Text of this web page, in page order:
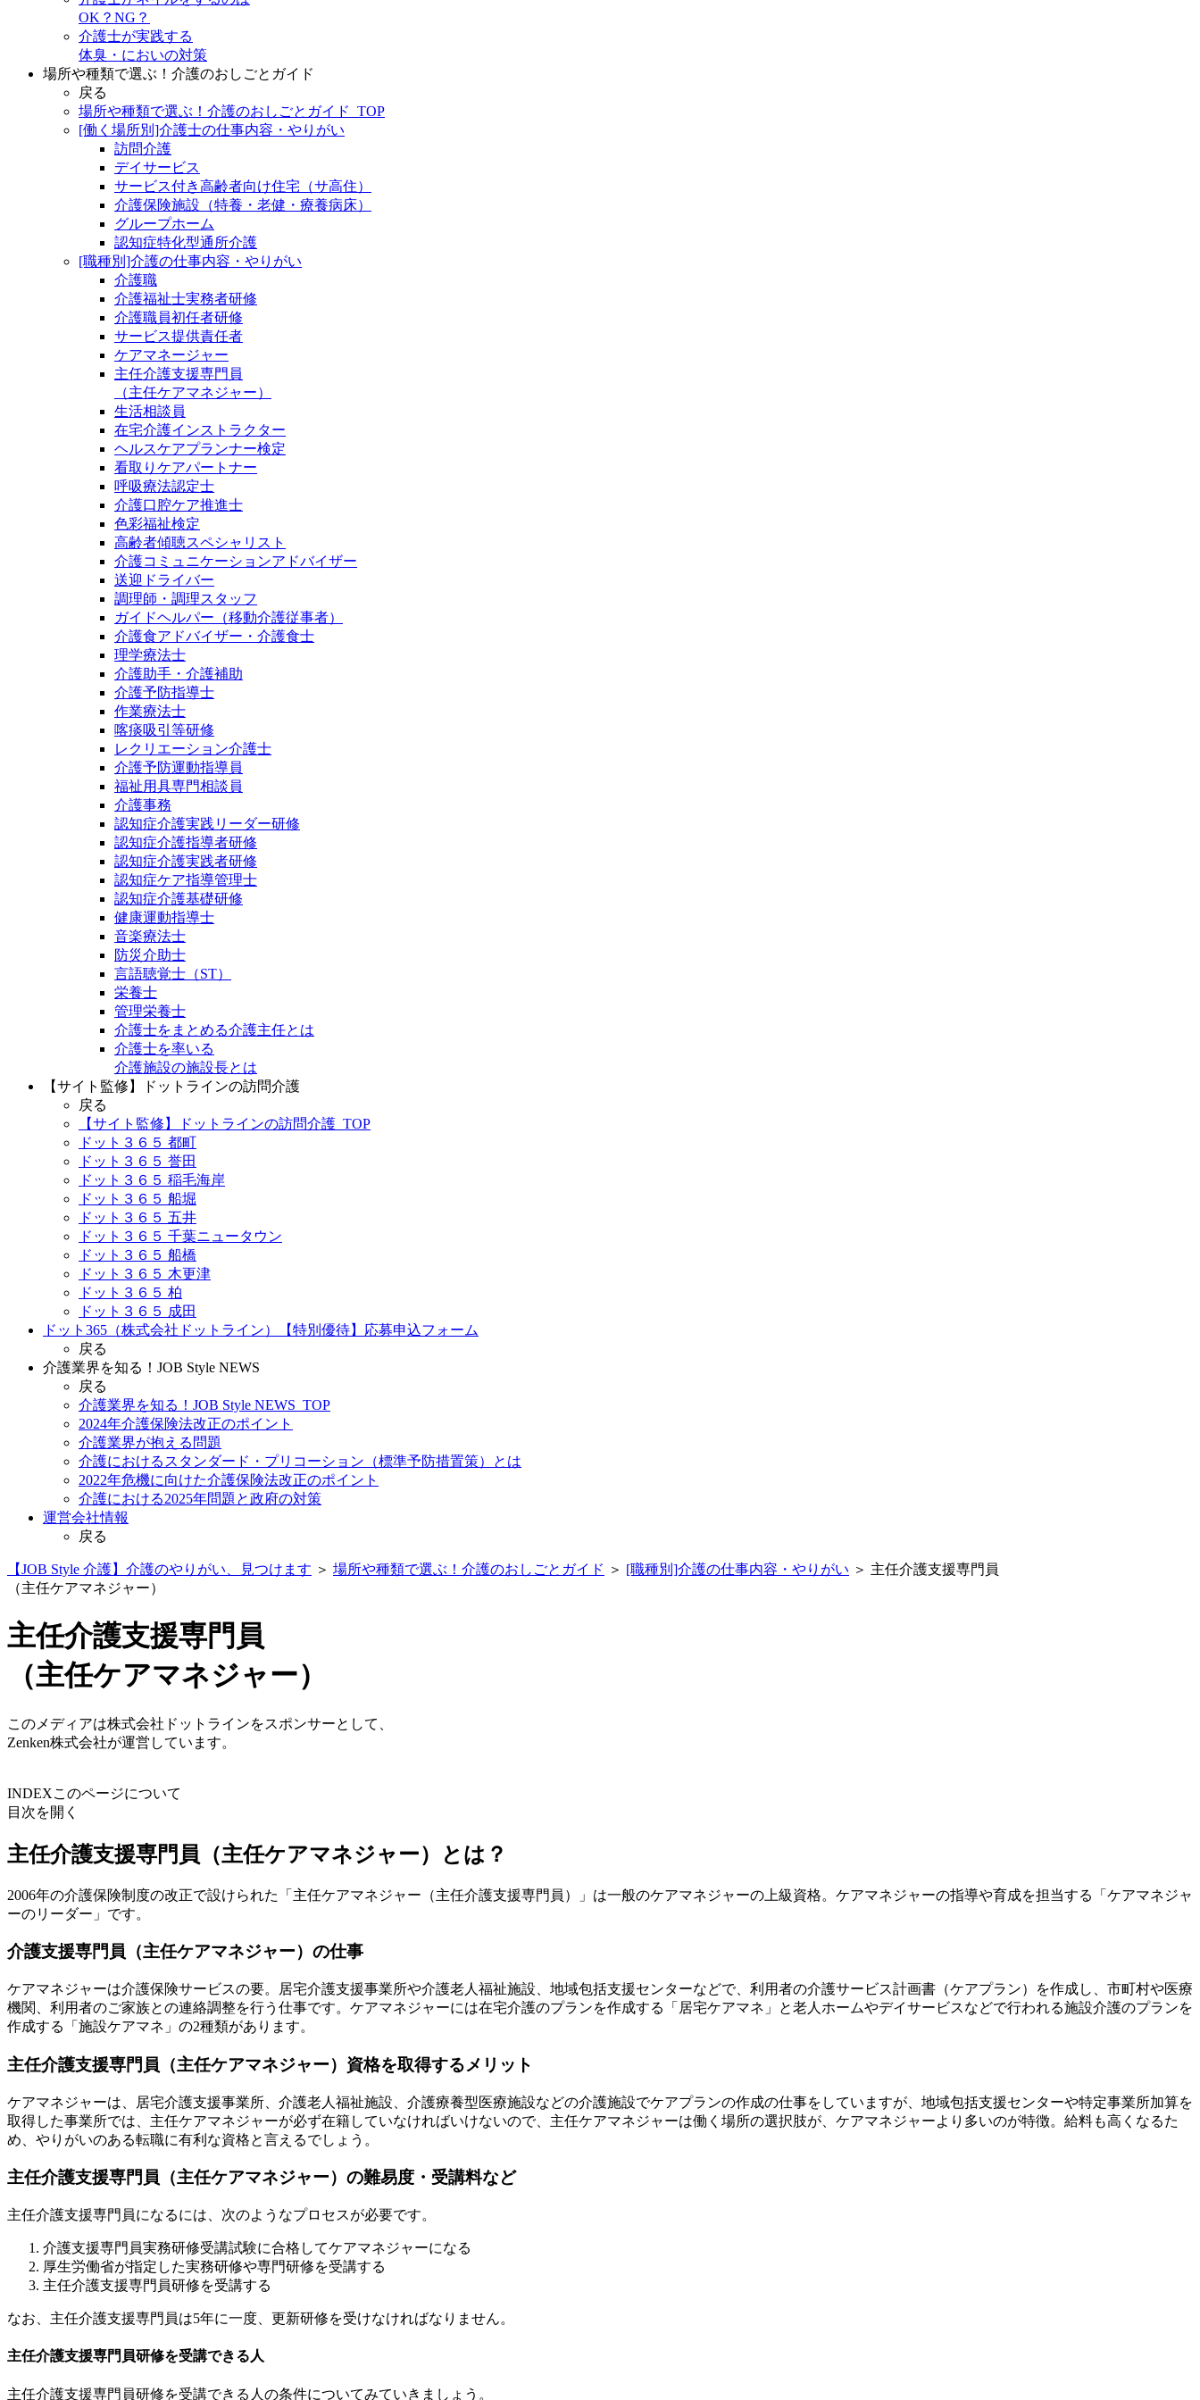
OK？NG？
介護士が実践する
体臭・においの対策
場所や種類で選ぶ！介護のおしごとガイド
戻る
場所や種類で選ぶ！介護のおしごとガイド_TOP
[働く場所別]介護士の仕事内容・やりがい
訪問介護
デイサービス
サービス付き高齢者向け住宅（サ高住）
介護保険施設（特養・老健・療養病床）
グループホーム
認知症特化型通所介護
[職種別]介護の仕事内容・やりがい
介護職
介護福祉士実務者研修
介護職員初任者研修
サービス提供責任者
ケアマネージャー
主任介護支援専門員
（主任ケアマネジャー）
生活相談員
在宅介護インストラクター
ヘルスケアプランナー検定
看取りケアパートナー
呼吸療法認定士
介護口腔ケア推進士
色彩福祉検定
高齢者傾聴スペシャリスト
介護コミュニケーションアドバイザー
送迎ドライバー
調理師・調理スタッフ
ガイドヘルパー（移動介護従事者）
介護食アドバイザー・介護食士
理学療法士
介護助手・介護補助
介護予防指導士
作業療法士
喀痰吸引等研修
レクリエーション介護士
介護予防運動指導員
福祉用具専門相談員
介護事務
認知症介護実践リーダー研修
認知症介護指導者研修
認知症介護実践者研修
認知症ケア指導管理士
認知症介護基礎研修
健康運動指導士
音楽療法士
防災介助士
言語聴覚士（ST）
栄養士
管理栄養士
介護士をまとめる介護主任とは
介護士を率いる
介護施設の施設長とは
【サイト監修】ドットラインの訪問介護
戻る
【サイト監修】ドットラインの訪問介護_TOP
ドット３６５ 都町
ドット３６５ 誉田
ドット３６５ 稲毛海岸
ドット３６５ 船堀
ドット３６５ 五井
ドット３６５ 千葉ニュータウン
ドット３６５ 船橋
ドット３６５ 木更津
ドット３６５ 柏
ドット３６５ 成田
ドット365（株式会社ドットライン）【特別優待】応募申込フォーム
戻る
介護業界を知る！JOB Style NEWS
戻る
介護業界を知る！JOB Style NEWS_TOP
2024年介護保険法改正のポイント
介護業界が抱える問題
介護におけるスタンダード・プリコーション（標準予防措置策）とは
2022年危機に向けた介護保険法改正のポイント
介護における2025年問題と政府の対策
運営会社情報
戻る
【JOB Style 介護】介護のやりがい、見つけます ＞ 場所や種類で選ぶ！介護のおしごとガイド ＞ [職種別]介護の仕事内容・やりがい ＞ 主任介護支援専門員
（主任ケアマネジャー）
主任介護支援専門員
（主任ケアマネジャー）
このメディアは株式会社ドットラインをスポンサーとして、
Zenken株式会社が運営しています。
INDEXこのページについて
目次を開く
主任介護支援専門員（主任ケアマネジャー）とは？
2006年の介護保険制度の改正で設けられた「主任ケアマネジャー（主任介護支援専門員）」は一般のケアマネジャーの上級資格。ケアマネジャーの指導や育成を担当する「ケアマネジャ
ーのリーダー」です。
介護支援専門員（主任ケアマネジャー）の仕事
ケアマネジャーは介護保険サービスの要。居宅介護支援事業所や介護老人福祉施設、地域包括支援センターなどで、利用者の介護サービス計画書（ケアプラン）を作成し、市町村や医療
機関、利用者のご家族との連絡調整を行う仕事です。ケアマネジャーには在宅介護のプランを作成する「居宅ケアマネ」と老人ホームやデイサービスなどで行われる施設介護のプランを
作成する「施設ケアマネ」の2種類があります。
主任介護支援専門員（主任ケアマネジャー）資格を取得するメリット
ケアマネジャーは、居宅介護支援事業所、介護老人福祉施設、介護療養型医療施設などの介護施設でケアプランの作成の仕事をしていますが、地域包括支援センターや特定事業所加算を
取得した事業所では、主任ケアマネジャーが必ず在籍していなければいけないので、主任ケアマネジャーは働く場所の選択肢が、ケアマネジャーより多いのが特徴。給料も高くなるた
め、やりがいのある転職に有利な資格と言えるでしょう。
主任介護支援専門員（主任ケアマネジャー）の難易度・受講料など
主任介護支援専門員になるには、次のようなプロセスが必要です。
介護支援専門員実務研修受講試験に合格してケアマネジャーになる
厚生労働省が指定した実務研修や専門研修を受講する
主任介護支援専門員研修を受講する
なお、主任介護支援専門員は5年に一度、更新研修を受けなければなりません。
主任介護支援専門員研修を受講できる人
主任介護支援専門員研修を受講できる人の条件についてみていきましょう。